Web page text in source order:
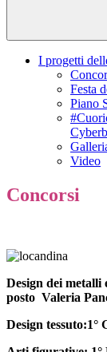
I progetti
Festa
Piano
Video
Concorsi
Design dei metalli
posto Valeria
Design tessuto:1°